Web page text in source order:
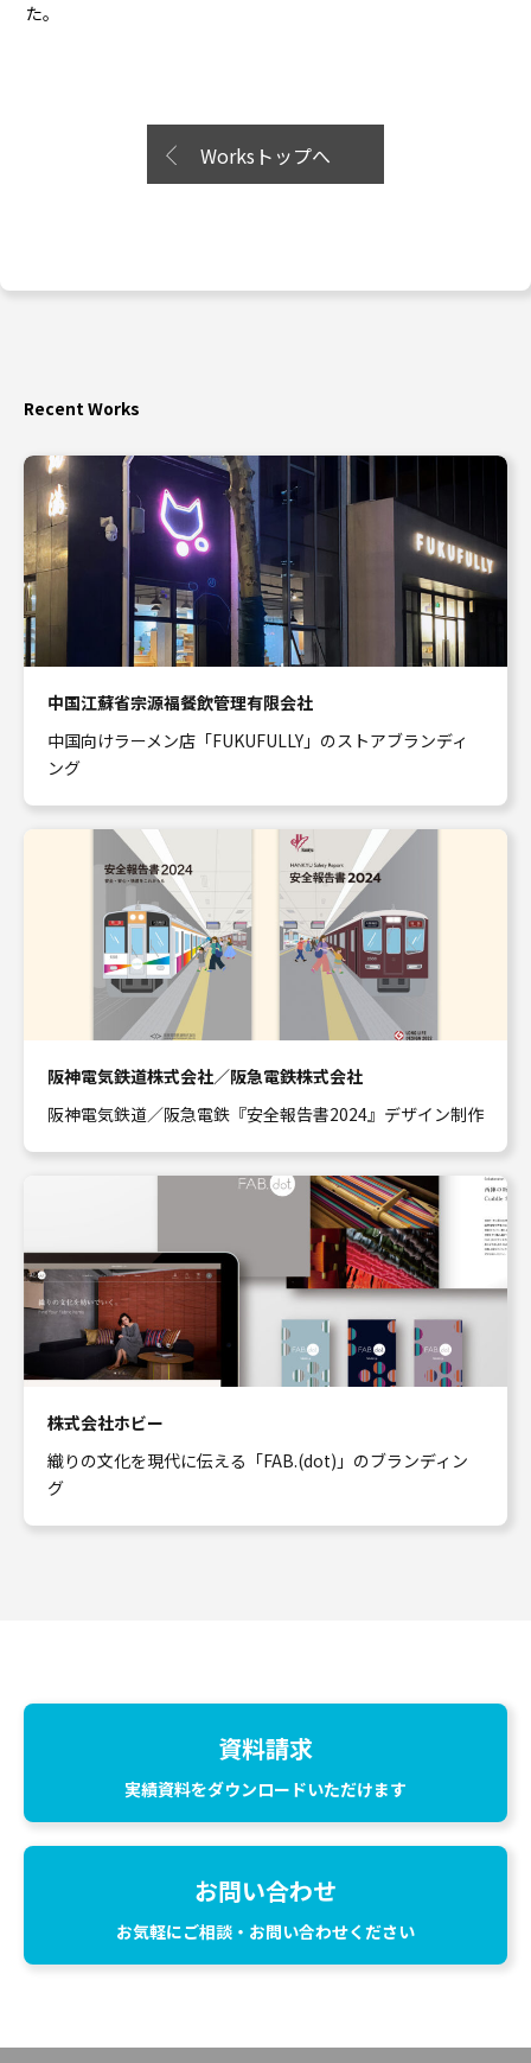
た。
Worksトップへ
Recent Works
中国江蘇省宗源福餐飲管理有限会社
中国向けラーメン店「FUKUFULLY」のストアブランディ
ング
阪神電気鉄道株式会社／阪急電鉄株式会社
阪神電気鉄道／阪急電鉄『安全報告書2024』デザイン制作
株式会社ホビー
織りの文化を現代に伝える「FAB.(dot)」のブランディン
グ
資料請求
実績資料をダウンロードいただけます
お問い合わせ
お気軽にご相談・お問い合わせください